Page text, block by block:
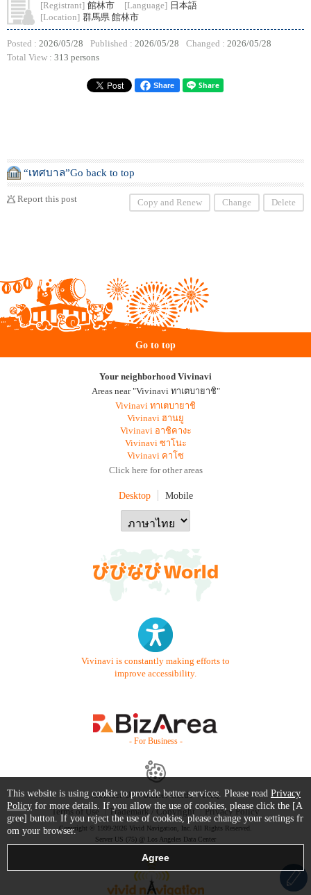
[Registrant] 館林市 [Language] 日本語
[Location] 群馬県 館林市
Posted : 2026/05/28 Published : 2026/05/28 Changed : 2026/05/28
Total View : 313 persons
Share
“เทศบาล”Go back to top
Report this post Copy and Renew Change Delete
Go to top
Your neighborhood Vivinavi
Areas near "Vivinavi ทาเตบายาชิ"
Vivinavi ทาเตบายาชิ
Vivinavi ฮานยู
Vivinavi อาชิคางะ
Vivinavi ซาโนะ
Vivinavi คาโซ
Click here for other areas
Desktop Mobile
Vivinavi is constantly making efforts to
improve accessibility.
- For Business -
Contact Us Starter Guide
FAQ
Terms of Use
Trademark / Copyright Privacy Policy
Copyright © 1999-2026 Vivid Navigation, Inc. All Rights Reserved.
Server US (75) @ Los Angeles Data Center
This website is using cookie to provide better services. Please read Privacy
Policy for more details. If you allow the use of cookies, please click the [A
gree] button. If you reject the use of cookies, please change your settings fr
om your browser.